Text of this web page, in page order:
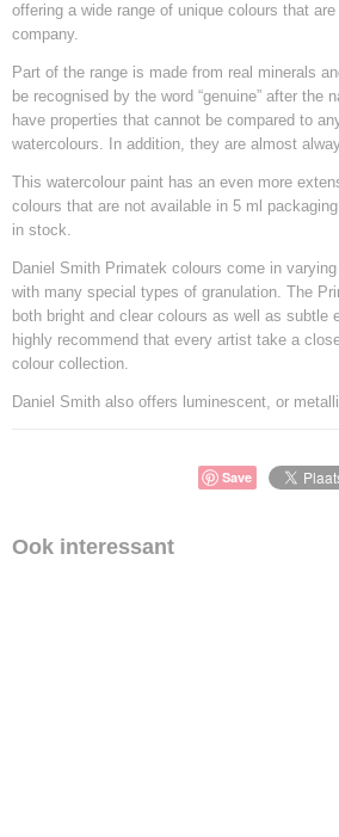
offering a wide range of unique colours that
company.
Part of the range is made from real minerals
be recognised by the word “genuine” after the
have properties that cannot be compared to
watercolours. In addition, they are almost
This watercolour paint has an even more
colours that are not available in 5 ml
in stock.
Daniel Smith Primatek colours come in
with many special types of granulation. The
both bright and clear colours as well as subtle
highly recommend that every artist take a
colour collection.
Daniel Smith also offers luminescent, or
Save
Ook interessant